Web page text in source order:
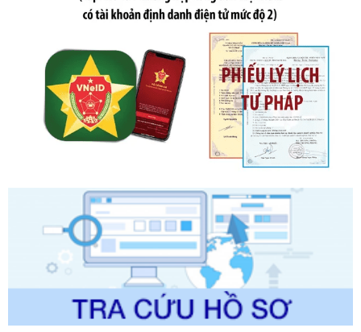
đổi, bổ sung một số điều của Nghị định số 125/2020/NĐ-СР
ngày 19 tháng 10 năm 2020 của Chính phủ quy định xử
phạt vi phạm hành chính về thuế, hóa đơn được sửa đổi, bổ
sung bởi Nghị định số 102/2021/NĐ-CP
Ngày ban hành: 20/07/2026
Số kí hiệu:2303/QĐ-UBND
Tên: Quyết định công bố Danh mục thủ tục hành chính mới
ban hành, được sửa đổi, bổ sung, bị bãi bỏ và phê duyệt
Quy trình nội bộ, quy trình điện tử giải quyết thủ tục hành
chính trong một số lĩnh vực thuộc phạm vi chức năng quản
Ngày ban hành: 01/06/2026
Số kí hiệu:2304/QĐ-UBND
Tên: Quyết định công bố Danh mục thủ tục hành chính
được sửa đổi, bổ sung và phê duyệt Quy trình nội bộ, quy
trình điện tử giải quyết thủ tục hành chính trong lĩnh vực Du
lịch thuộc phạm vi chức năng quản lý của Sở Văn hóa, Thể
thao và Du lịch
Ngày ban hành: 01/06/2026